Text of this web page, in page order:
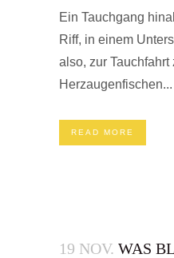
Ein Tauchgang
Riff, in einem
also, zur Tauchfahrt
Herzaugenfischen...
READ MORE
19 NOV. WAS